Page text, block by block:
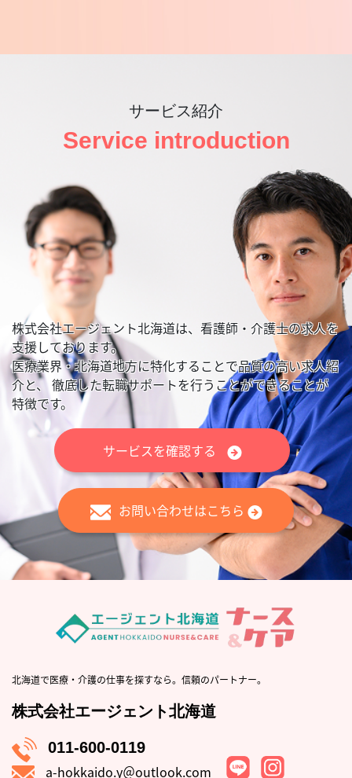
サービス紹介
Service introduction
株式会社エージェント北海道は、看護師・介護士の求人を
支援しております。
医療業界・北海道地方に特化することで品質の高い求人紹
介と、 徹底した転職サポートを行うことができることが
特徴です。
サービスを確認する
お問い合わせはこちら
北海道で医療・介護の仕事を探すなら。信頼のパートナー。
株式会社エージェント北海道
011-600-0119
a-hokkaido.y＠outlook.com